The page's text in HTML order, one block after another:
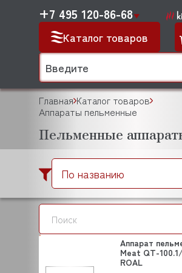
Каталог товаров
+7 495 120-86-68
Главная Каталог товаров
Аппараты пельменные
Пельменные
По названию
Аппарат
Meat QT-
ROAL